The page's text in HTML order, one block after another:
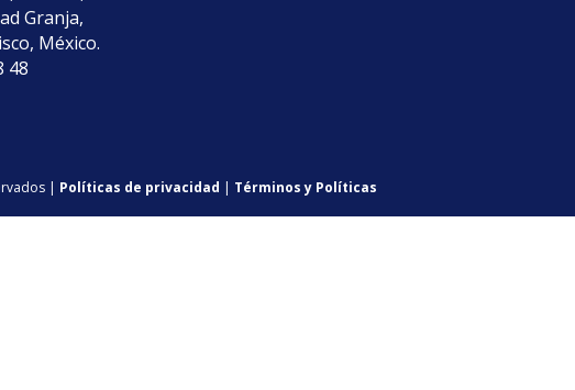
Granja,
México.
48
| Políticas de privacidad Términos y Políticas